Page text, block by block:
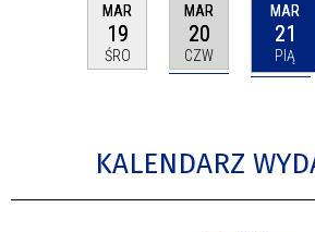
MAR
19
ŚRO
MAR
20
CZW
MAR
21
PIĄ
KALENDARZ